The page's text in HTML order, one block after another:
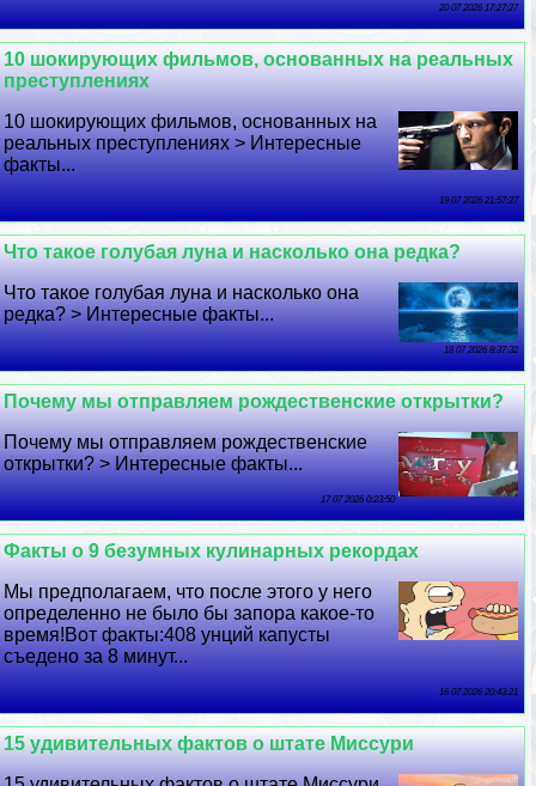
20 07 2026 17:27:27
10 шокирующих фильмов, основанных на реальных
преступлениях
10 шокирующих фильмов, основанных на
реальных преступлениях > Интересные
факты...
19 07 2026 21:57:27
Что такое гoлyбая луна и насколько она редка?
Что такое гoлyбая луна и насколько она
редка? > Интересные факты...
18 07 2026 8:37:32
Почему мы отправляем рождественские открытки?
Почему мы отправляем рождественские
открытки? > Интересные факты...
17 07 2026 0:23:50
Факты о 9 безумных кулинарных рекордах
Мы предполагаем, что после этого у него
определенно не было бы запора какое-то
время!Вот факты:408 унций капусты
съедено за 8 минут...
16 07 2026 20:43:21
15 удивительных фактов о штате Миссури